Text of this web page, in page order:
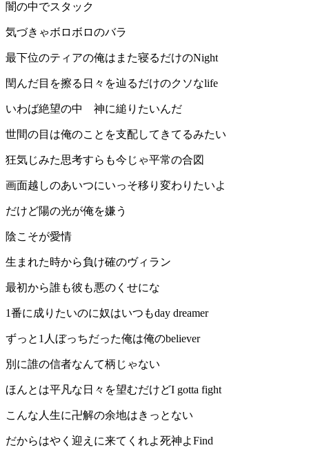
闇の中でスタック
気づきゃボロボロのバラ
最下位のティアの俺はまた寝るだけのNight
閏んだ目を擦る日々を辿るだけのクソなlife
いわば絶望の中 神に縋りたいんだ
世間の目は俺のことを支配してきてるみたい
狂気じみた思考すらも今じゃ平常の合図
画面越しのあいつにいっそ移り変わりたいよ
だけど陽の光が俺を嫌う
陰こそが愛情
生まれた時から負け確のヴィラン
最初から誰も彼も悪のくせにな
1番に成りたいのに奴はいつもday dreamer
ずっと1人ぼっちだった俺は俺のbeliever
別に誰の信者なんて柄じゃない
ほんとは平凡な日々を望むだけどI gotta fight
こんな人生に卍解の余地はきっとない
だからはやく迎えに来てくれよ死神よFind